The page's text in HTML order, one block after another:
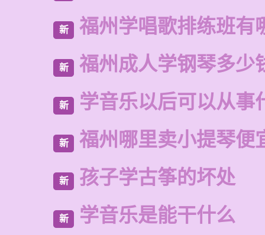
新 福州学唱歌排练班有
新 福州成人学钢琴多少
新 学音乐以后可以从事
新 福州哪里卖小提琴便
新 孩子学古筝的坏处
新 学音乐是能干什么